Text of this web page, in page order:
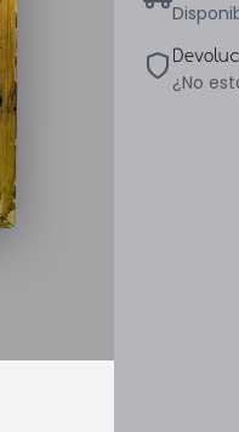
¿No